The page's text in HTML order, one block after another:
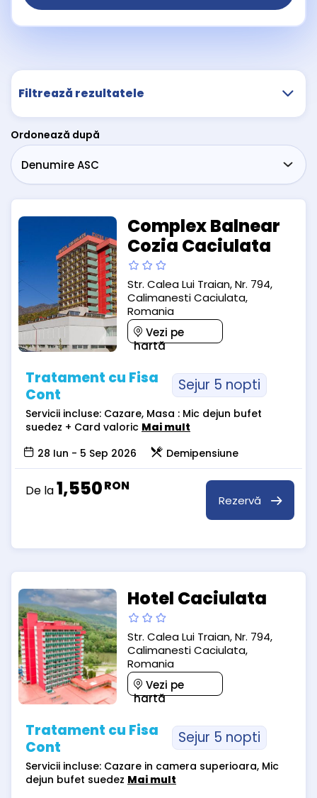
Filtrează rezultatele
Ordonează după
Complex Balnear
Cozia Caciulata
Str. Calea Lui Traian, Nr. 794,
Calimanesti Caciulata,
Romania
Vezi pe
hartă
Tratament cu Fisa
Cont
Sejur 5 nopti
Servicii incluse: Cazare, Masa : Mic dejun bufet
suedez + Card valoric Mai mult
28 Iun - 5 Sep 2026
Demipensiune
De la1,550RON
Rezervă
Hotel Caciulata
Str. Calea Lui Traian, Nr. 794,
Calimanesti Caciulata,
Romania
Vezi pe
hartă
Tratament cu Fisa
Cont
Sejur 5 nopti
Servicii incluse: Cazare in camera superioara, Mic
dejun bufet suedez Mai mult